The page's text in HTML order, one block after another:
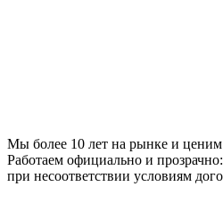
Мы более 10 лет на рынке и ценим
Работаем официально и прозрачно:
при несоответствии условиям